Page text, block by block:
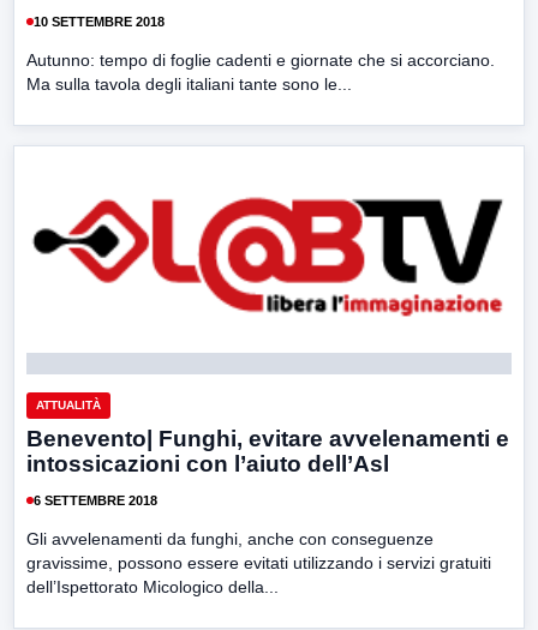
10 SETTEMBRE 2018
Autunno: tempo di foglie cadenti e giornate che si accorciano.
Ma sulla tavola degli italiani tante sono le...
ATTUALITÀ
Benevento| Funghi, evitare avvelenamenti e
intossicazioni con l’aiuto dell’Asl
6 SETTEMBRE 2018
Gli avvelenamenti da funghi, anche con conseguenze
gravissime, possono essere evitati utilizzando i servizi gratuiti
dell’Ispettorato Micologico della...